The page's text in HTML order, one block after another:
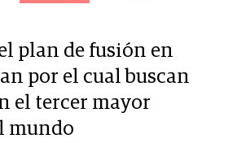
plan de fusión en
por el cual buscan
el tercer mayor
mundo